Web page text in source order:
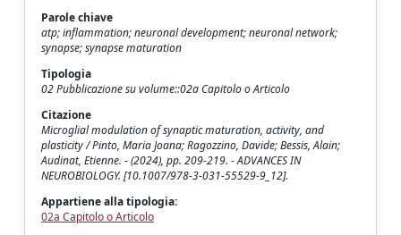
Parole chiave
atp; inflammation; neuronal development; neuronal network;
synapse; synapse maturation
Tipologia
02 Pubblicazione su volume::02a Capitolo o Articolo
Citazione
Microglial modulation of synaptic maturation, activity, and
plasticity / Pinto, Maria Joana; Ragozzino, Davide; Bessis, Alain;
Audinat, Etienne. - (2024), pp. 209-219. - ADVANCES IN
NEUROBIOLOGY. [10.1007/978-3-031-55529-9_12].
Appartiene alla tipologia:
02a Capitolo o Articolo